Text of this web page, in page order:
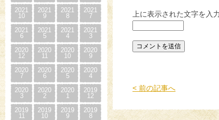
2021
10
2021
9
2021
8
2021
7
2021
6
2021
5
2021
4
2021
3
2020
12
2020
11
2020
10
2020
9
2020
7
2020
6
2020
5
2020
4
2020
3
2020
2
2020
1
2019
12
2019
11
2019
10
2019
9
2019
8
上に表示された文字を入
< 前の記事へ